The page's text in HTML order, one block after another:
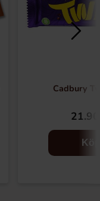
Cadbury
Köp